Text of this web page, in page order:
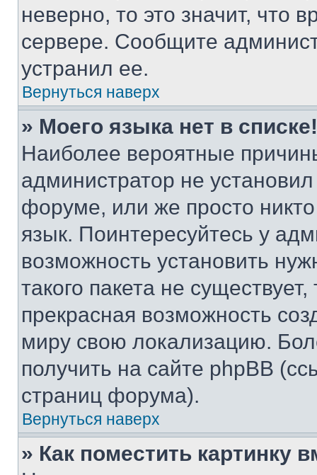
неверно, то это значит, что
сервере. Сообщите
устранил ее.
Вернуться наверх
» Моего языка нет в списке!
Наиболее вероятные
администратор не
форуме, или же просто
язык. Поинтересуйтесь у
возможность установить
такого пакета не
прекрасная возможность
миру свою локализацию.
получить на сайте phpBB
страниц форума).
Вернуться наверх
» Как поместить картинку